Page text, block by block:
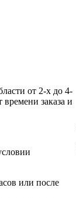
от 2-х до 4-
времени заказа и
или после